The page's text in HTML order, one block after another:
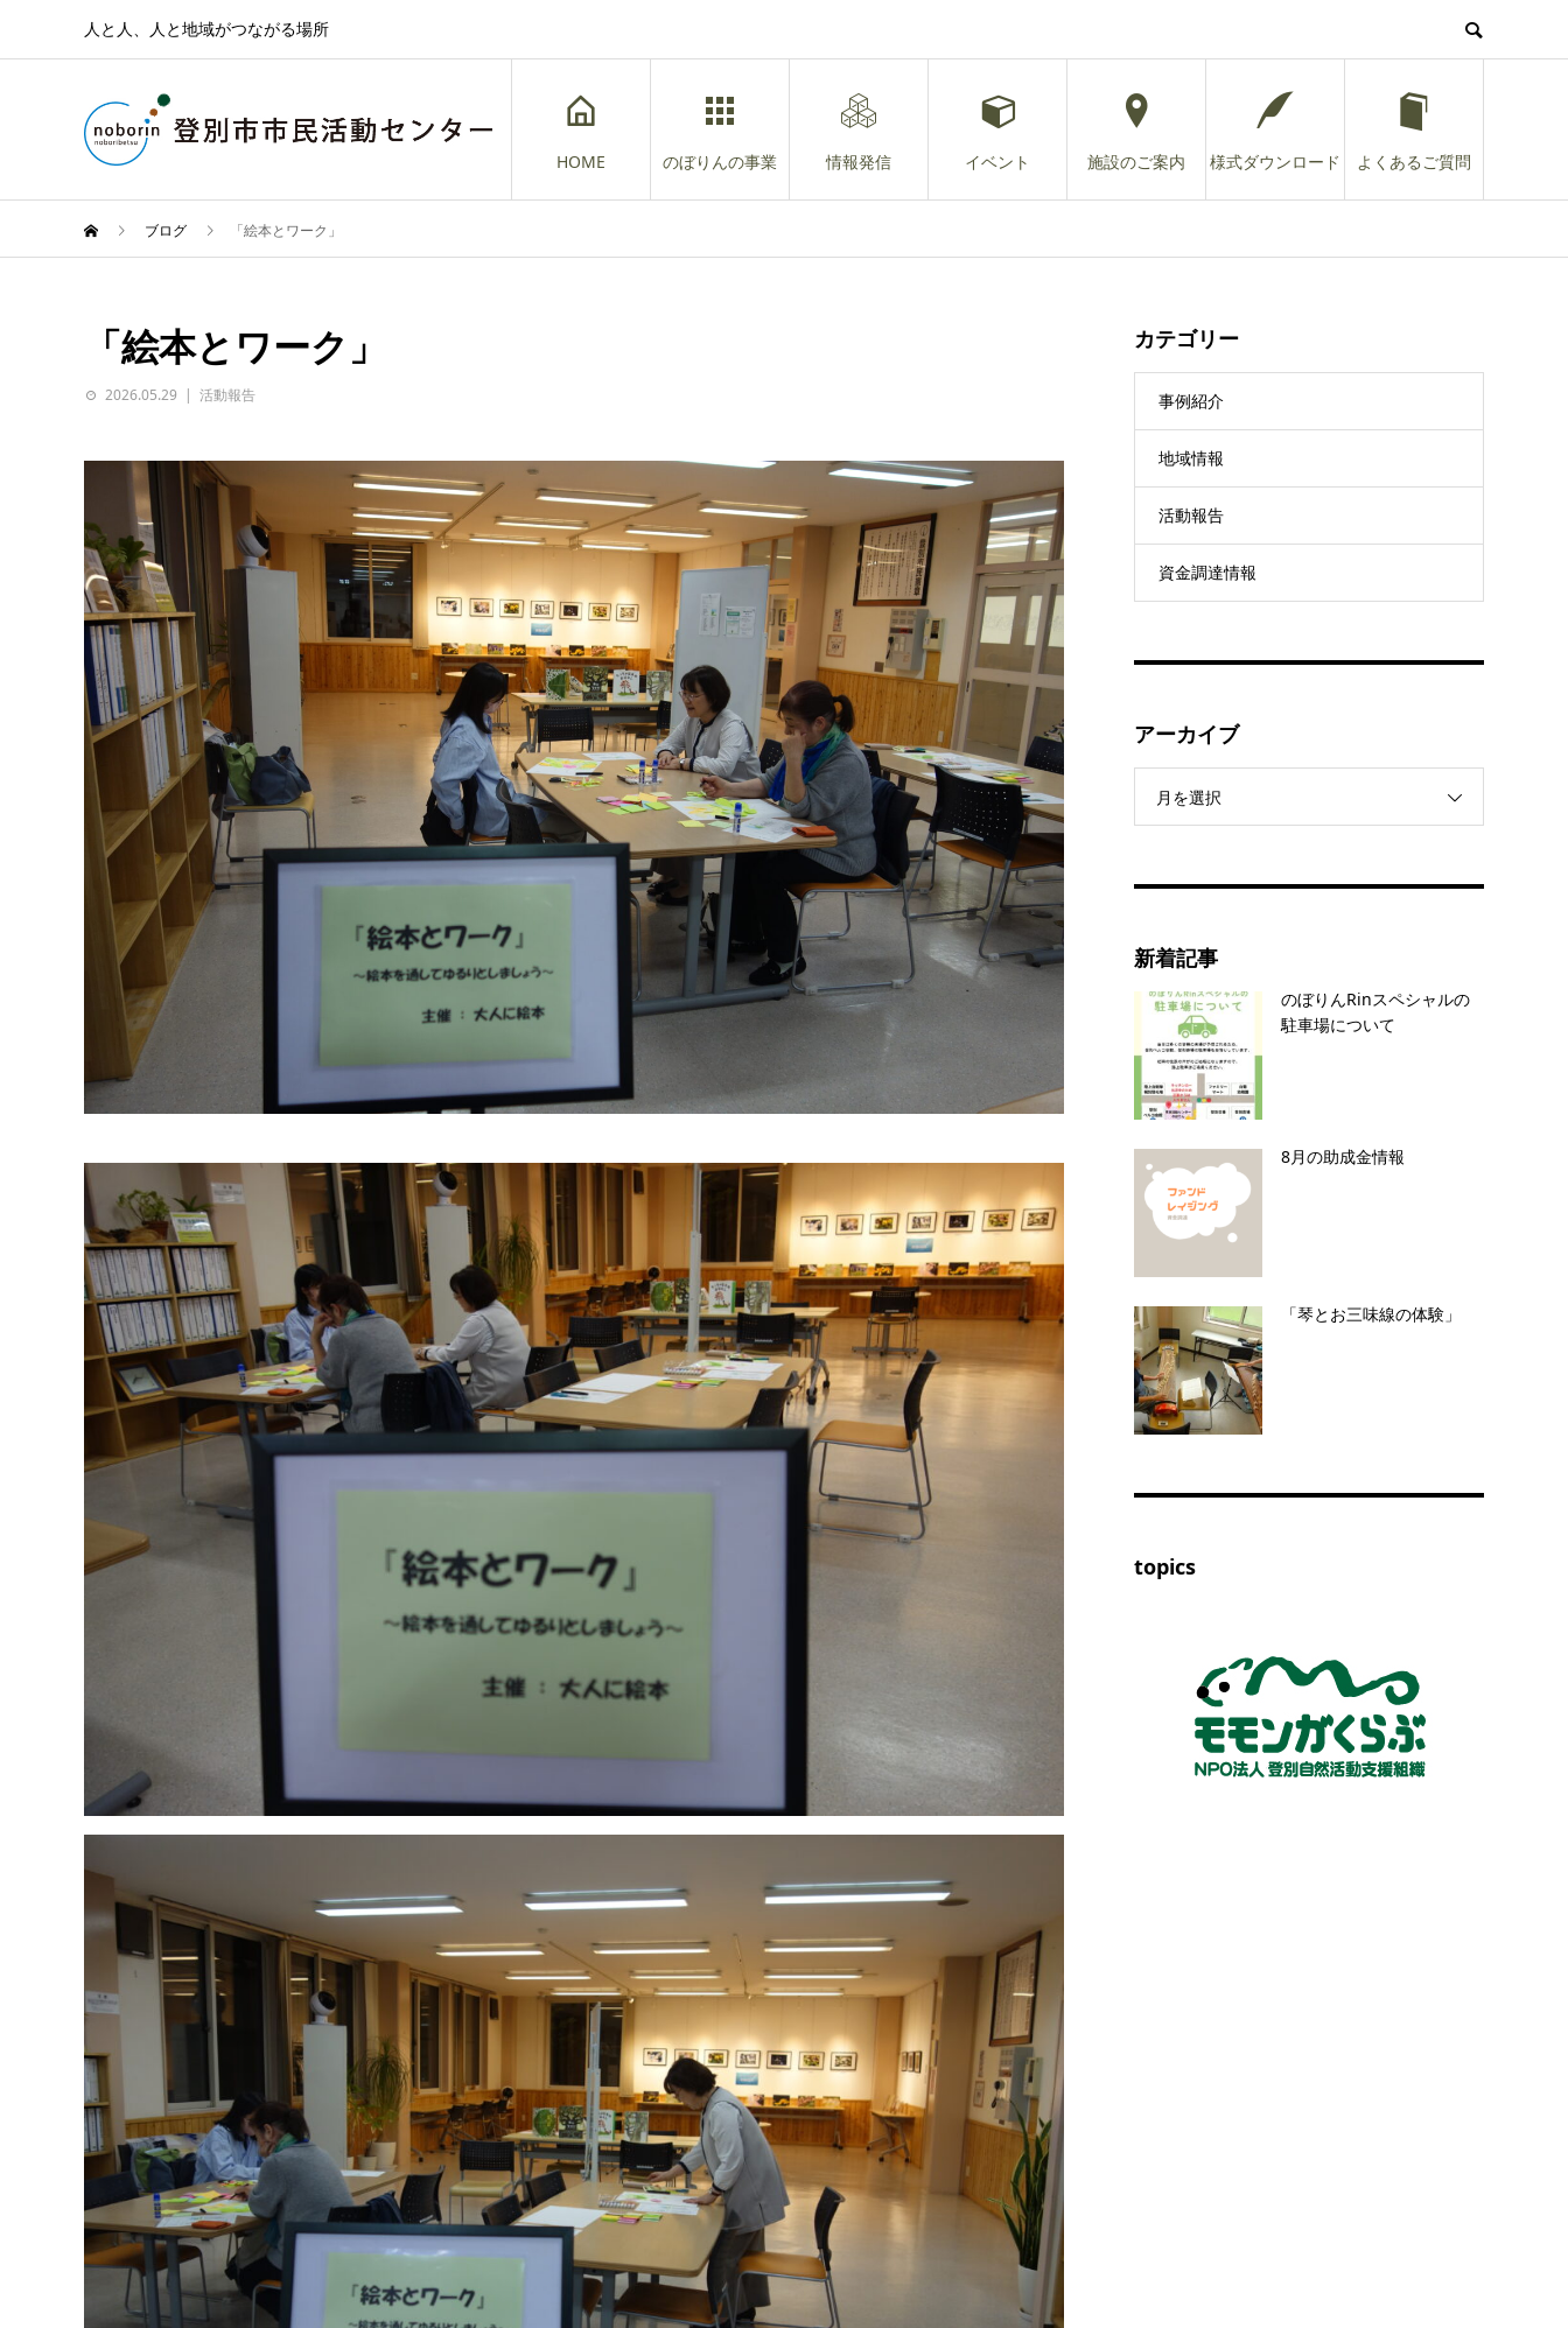
人と人、人と地域がつながる場所
HOME のぼりんの事業 情報発信 イベント 施設のご案内 様式ダウンロード よくあるご質問
ブログ 「絵本とワーク」
「絵本とワーク」
2026.05.29 活動報告
カテゴリー
事例紹介
地域情報
活動報告
資金調達情報
アーカイブ
月を選択
新着記事
のぼりんRinスペシャルの
駐車場について
8月の助成金情報
「琴とお三味線の体験」
topics